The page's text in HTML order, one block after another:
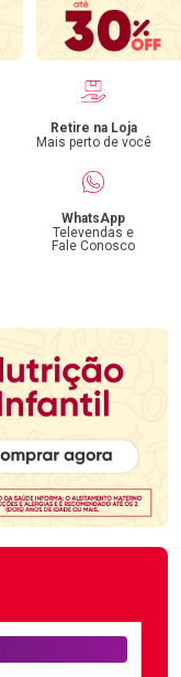
Retire na Loja
Mais perto de você
WhatsApp
Televendas e
Fale Conosco